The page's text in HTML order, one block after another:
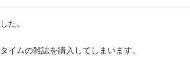
た。
イムの雑誌を購入してしまいます。